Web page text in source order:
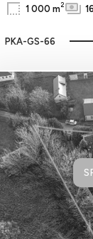
1 000 m2
PKA-GS-66